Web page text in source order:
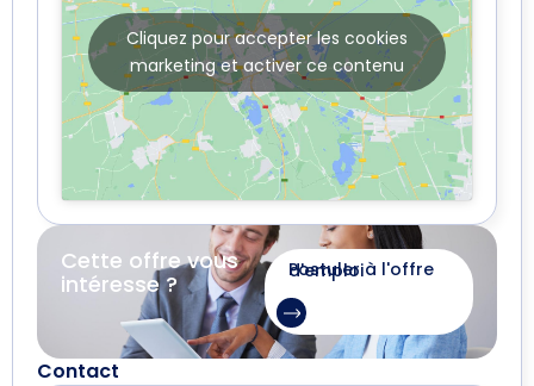
Cliquez pour accepter les cookies
marketing et activer ce contenu
Cette offre vous
intéresse ?
Postuler à l'offre d'emploi
Contact